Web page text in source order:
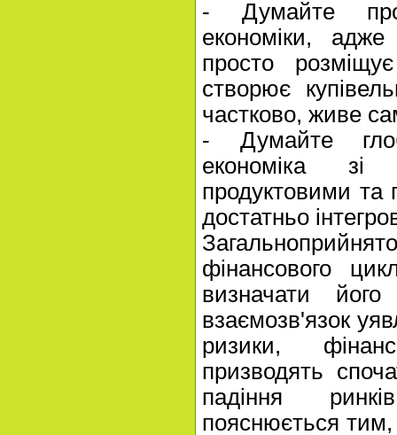
- Думайте
економіки,
просто
створює
частково, живе
- Думайте
економіка зі
продуктовими
достатньо
фінансового
визначати
взаємозв'язок
ризики,
призводять
падіння
пояснюється